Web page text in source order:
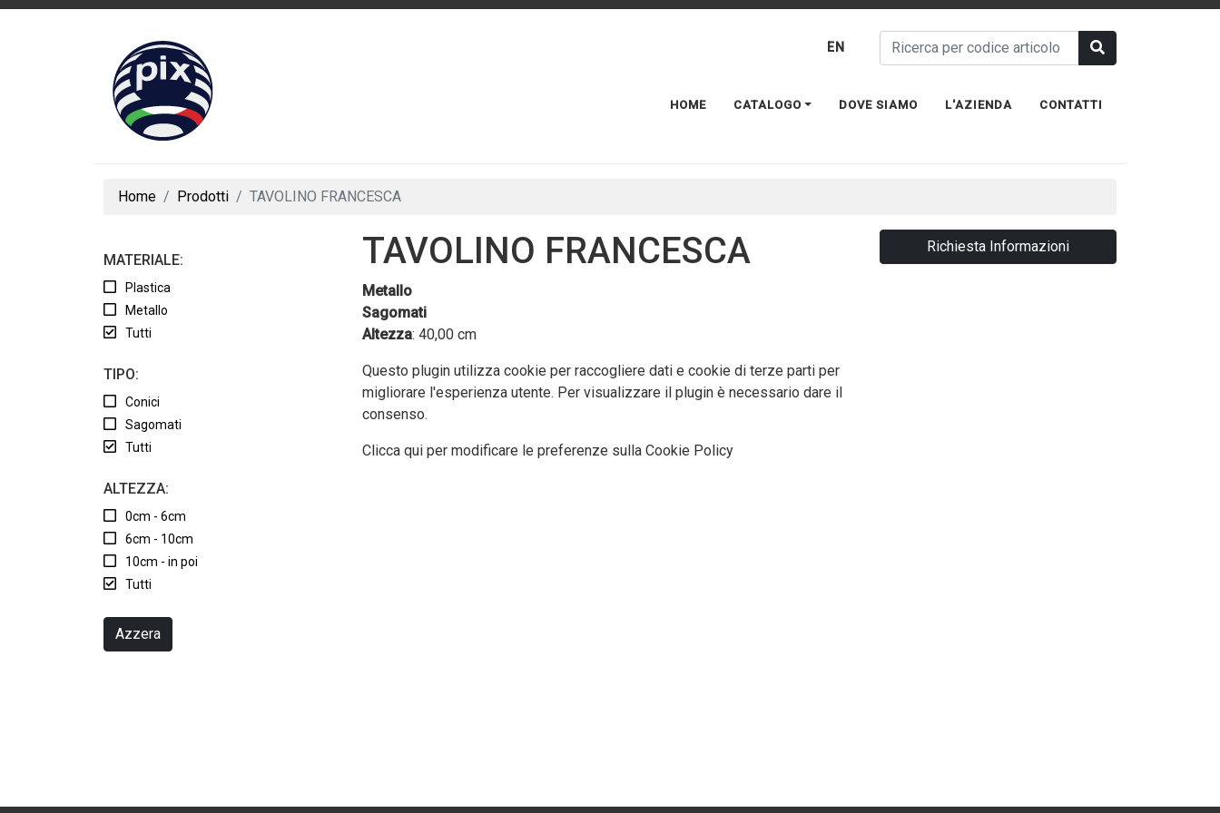
EN
HOME CATALOGO DOVE SIAMO L'AZIENDA CONTATTI
Home Prodotti TAVOLINO FRANCESCA
MATERIALE:
Plastica
Metallo
Tutti
TIPO:
Conici
Sagomati
Tutti
ALTEZZA:
0cm - 6cm
6cm - 10cm
10cm - in poi
Tutti
Azzera
TAVOLINO FRANCESCA
Metallo
Sagomati
Altezza: 40,00 cm
Questo plugin utilizza cookie per raccogliere dati e cookie di terze parti per
migliorare l'esperienza utente. Per visualizzare il plugin è necessario dare il
consenso.
Clicca qui per modificare le preferenze sulla Cookie Policy
Richiesta Informazioni